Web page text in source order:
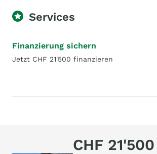
Services
Finanzierung sichern
Jetzt CHF 21'500 finanzieren
CHF 21'500